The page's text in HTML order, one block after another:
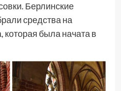
Берлинские
средства на
которая была начата в